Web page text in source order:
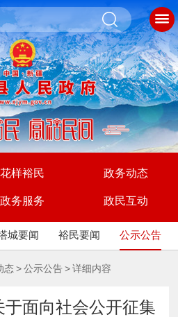
花样裕民 政务动态
政务服务 政民互动
城要闻 裕民要闻 公示公告
态 > 公示公告 > 详细内容
面向社会公开征集